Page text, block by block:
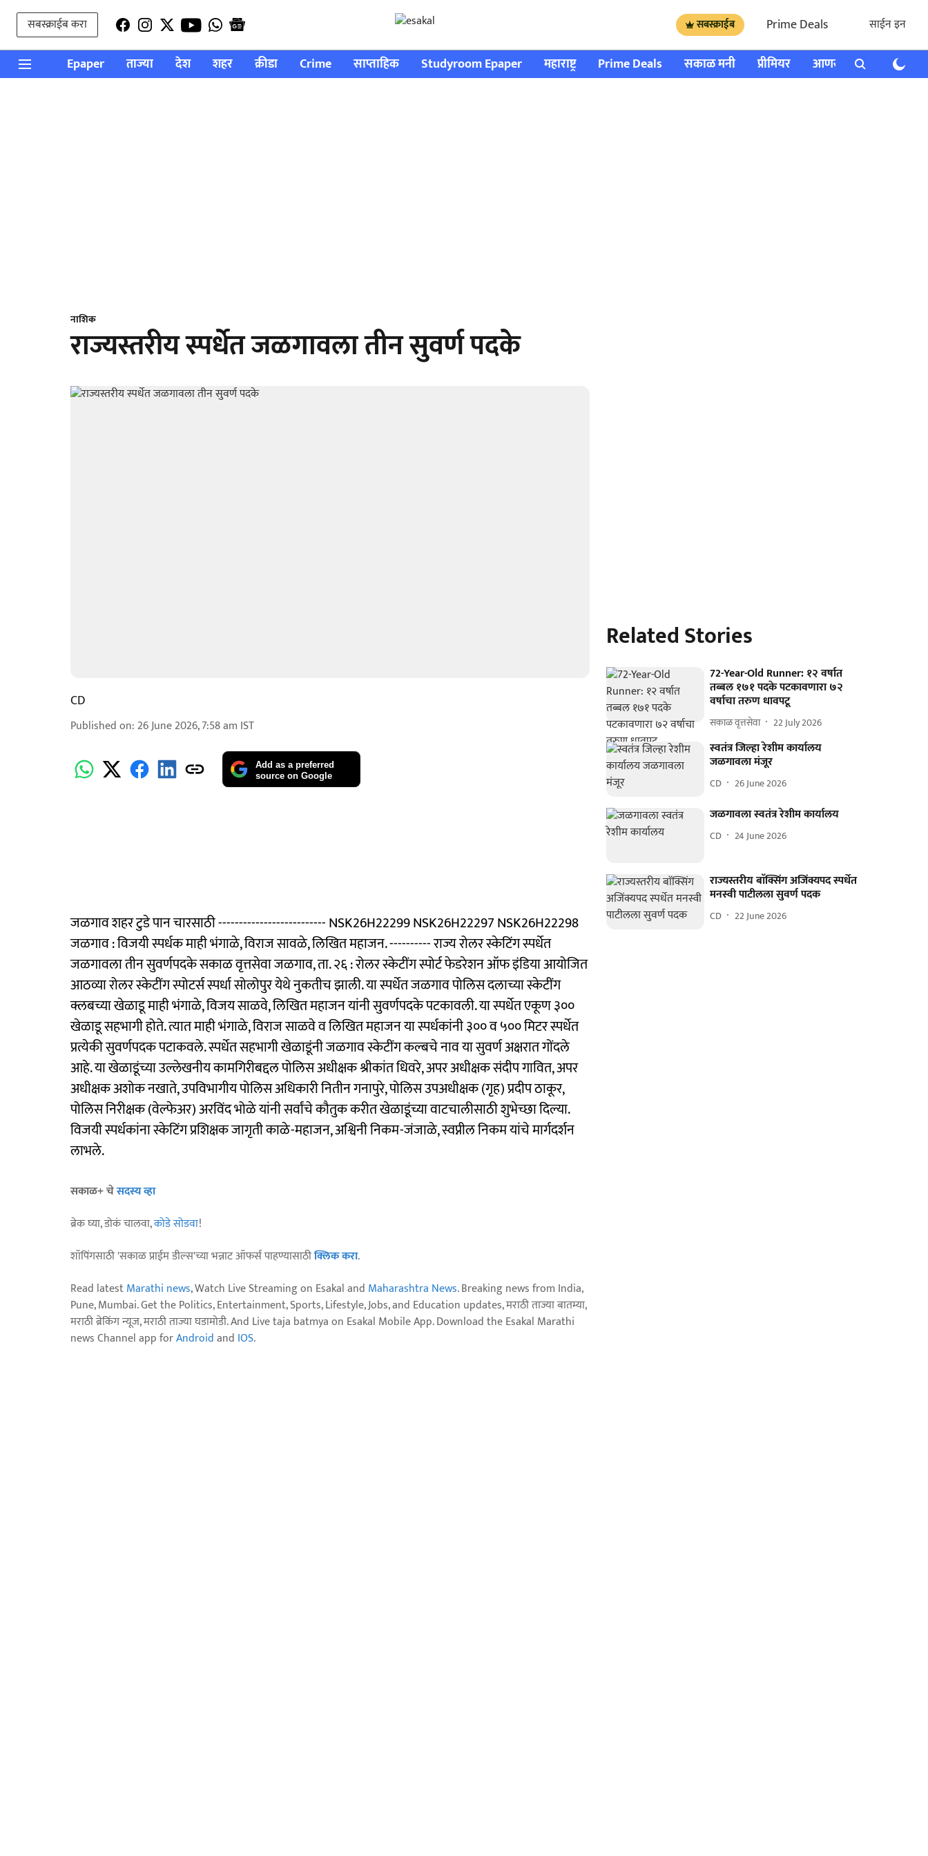
सबस्क्राईब करा सबस्क्राईब Prime Deals साईन इन
Epaper ताज्या देश शहर क्रीडा Crime साप्ताहिक Studyroom Epaper महाराष्ट्र Prime Deals सकाळ मनी प्रीमियर आणखी राशी भविष्य
नाशिक
राज्यस्तरीय स्पर्धेत जळगावला तीन सुवर्ण पदके
CD
Published on: 26 June 2026, 7:58 am IST
Add as a preferred
source on Google
जळगाव शहर टुडे पान चारसाठी -------------------------- NSK26H22299 NSK26H22297 NSK26H22298
जळगाव : विजयी स्पर्धक माही भंगाळे, विराज सावळे, लिखित महाजन. ---------- राज्य रोलर स्केटिंग स्पर्धेत
जळगावला तीन सुवर्णपदके सकाळ वृत्तसेवा जळगाव, ता. २६ : रोलर स्केटींग स्पोर्ट फेडरेशन ऑफ इंडिया आयोजित
आठव्या रोलर स्केटींग स्पोटर्स स्पर्धा सोलोपुर येथे नुकतीच झाली. या स्पर्धेत जळगाव पोलिस दलाच्या स्केटींग
क्लबच्या खेळाडू माही भंगाळे, विजय साळवे, लिखित महाजन यांनी सुवर्णपदके पटकावली. या स्पर्धेत एकूण ३००
खेळाडू सहभागी होते. त्यात माही भंगाळे, विराज साळवे व लिखित महाजन या स्पर्धकांनी ३०० व ५०० मिटर स्पर्धेत
प्रत्येकी सुवर्णपदक पटाकवले. स्पर्धेत सहभागी खेळाडूंनी जळगाव स्केटींग कल्बचे नाव या सुवर्ण अक्षरात गोंदले
आहे. या खेळाडूंच्या उल्लेखनीय कामगिरीबद्दल पोलिस अधीक्षक श्रीकांत धिवरे, अपर अधीक्षक संदीप गावित, अपर
अधीक्षक अशोक नखाते, उपविभागीय पोलिस अधिकारी नितीन गनापुरे, पोलिस उपअधीक्षक (गृह) प्रदीप ठाकूर,
पोलिस निरीक्षक (वेल्फेअर) अरविंद भोळे यांनी सर्वांचे कौतुक करीत खेळाडूंच्या वाटचालीसाठी शुभेच्छा दिल्या.
विजयी स्पर्धकांना स्केटिंग प्रशिक्षक जागृती काळे-महाजन, अश्विनी निकम-जंजाळे, स्वप्नील निकम यांचे मार्गदर्शन
लाभले.
सकाळ+ चेसदस्य व्हा
ब्रेक घ्या, डोकं चालवा,कोडे सोडवा!
शॉपिंगसाठी 'सकाळ प्राईम डील्स'च्या भन्नाट ऑफर्स पाहण्यासाठीक्लिक करा.
Read latestMarathi news, Watch Live Streaming on Esakal and Maharashtra News. Breaking news from India,
Pune, Mumbai. Get the Politics, Entertainment, Sports, Lifestyle, Jobs, and Education updates, मराठी ताज्या बातम्या,
मराठी ब्रेकिंग न्यूज, मराठी ताज्या घडामोडी. And Live taja batmya on Esakal Mobile App. Download the Esakal Marathi
news Channel app forAndroidand IOS.
Related Stories
72-Year-Old Runner: १२ वर्षात
तब्बल १७१ पदके पटकावणारा ७२
वर्षाचा तरुण धावपटू
सकाळ वृत्तसेवा 22 July 2026
स्वतंत्र जिल्हा रेशीम कार्यालय
जळगावला मंजूर
CD 26 June 2026
जळगावला स्वतंत्र रेशीम कार्यालय
CD 24 June 2026
राज्यस्तरीय बाॅक्सिंग अजिंक्यपद स्पर्धेत
मनस्वी पाटीलला सुवर्ण पदक
CD 22 June 2026